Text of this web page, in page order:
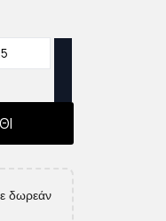
δωρεάν